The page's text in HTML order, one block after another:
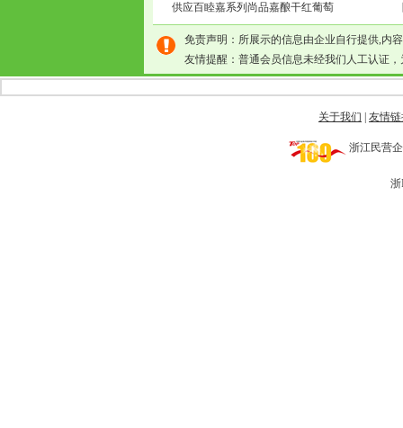
供应百睦嘉系列尚品嘉酿干红葡萄
免责声明：所展示的信息由企业自行提供,内
友情提醒：普通会员信息未经我们人工认证
关于我们 友情
浙江民营
浙